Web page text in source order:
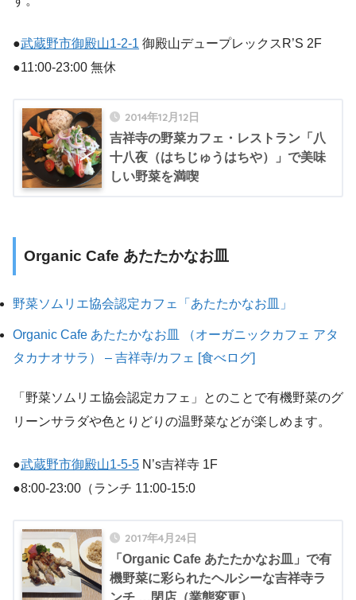
●武蔵野市御殿山1-2-1 御殿山デュープレックスR’S 2F
●11:00-23:00 無休
2014年12月12日
吉祥寺の野菜カフェ・レストラン「八
十八夜（はちじゅうはちや）」で美味
しい野菜を満喫
Organic Cafe あたたかなお皿
野菜ソムリエ協会認定カフェ「あたたかなお皿」
Organic Cafe あたたかなお皿 （オーガニックカフェ アタ
タカナオサラ） – 吉祥寺/カフェ [食べログ]
「野菜ソムリエ協会認定カフェ」とのことで有機野菜のグ
リーンサラダや色とりどりの温野菜などが楽しめます。
●武蔵野市御殿山1-5-5 N’s吉祥寺 1F
●8:00-23:00（ランチ 11:00-15:0
2017年4月24日
「Organic Cafe あたたかなお皿」で有
機野菜に彩られたヘルシーな吉祥寺ラ
ンチ …閉店（業態変更）